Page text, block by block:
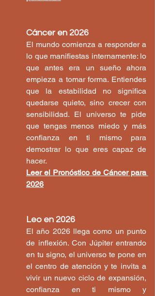
Cáncer en 2026
El mundo comienza a responder a
lo que manifiestas internamente: lo
que antes era un sueño ahora
empieza a tomar forma. Entiendes
que la estabilidad no significa
quedarse quieto, sino crecer con
sensibilidad. El universo te pide
que tengas menos miedo y más
confianza en ti mismo para
demostrar lo que eres capaz de
hacer.
Leer el Pronóstico de Cáncer para
2026
Leo en 2026
El año 2026 llega como un punto
de inflexión. Con Júpiter entrando
en tu signo, el universo te pone en
el centro de atención y te invita a
vivir un nuevo ciclo de expansión,
confianza en ti mismo y